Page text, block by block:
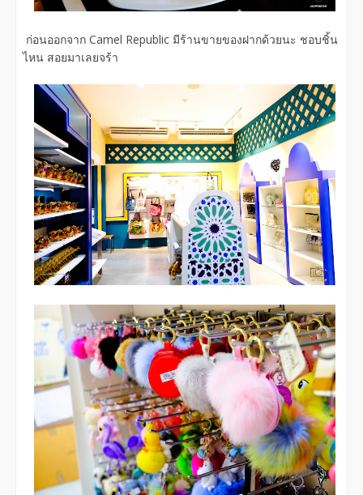
ก่อนออกจาก Camel Republic มีร้านขายของฝากด้วยนะ ชอบชิ้น
ไหน สอยมาเลยจร้า